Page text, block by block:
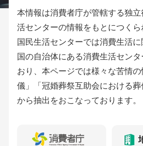
本情報は消費者庁が管轄する独
活センターの情報をもとにつくら
国民生活センターでは消費生活
国の自治体にある消費生活セン
おり、本ページでは様々な苦情
儀」「冠婚葬祭互助会における葬
から抽出をおこなっております。